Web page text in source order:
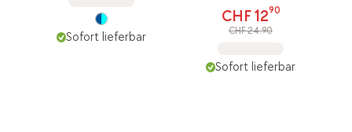
Sofort lieferbar
CHF 1290
CHF 24.90
Sofort lieferbar